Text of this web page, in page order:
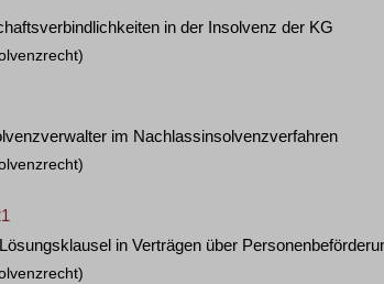
in der Insolvenz der KG
im Nachlassinsolvenzverfahren
in Verträgen über